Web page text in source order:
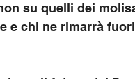
su quelli dei
e chi ne rimarrà